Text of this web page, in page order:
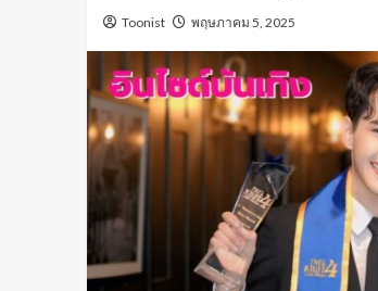
Toonist พฤษภาคม 5, 2025